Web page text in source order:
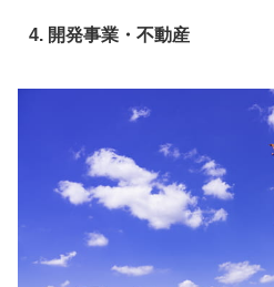
4. 開発事業・不動産